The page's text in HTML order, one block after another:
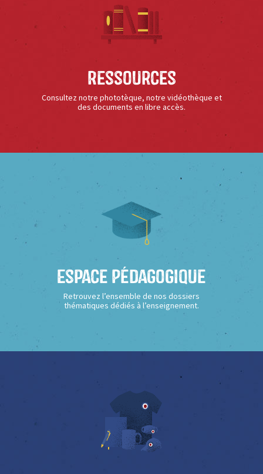
Ressources
Consultez notre phototèque, notre vidéothèque et
des documents en libre accès.
Espace Pédagogique
Retrouvez l’ensemble de nos dossiers
thématiques dédiés à l’enseignement.